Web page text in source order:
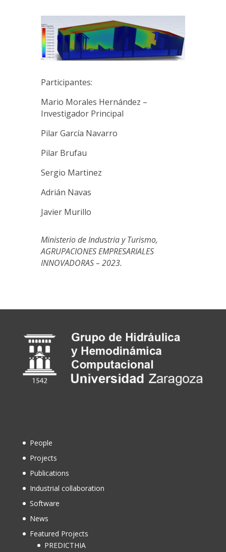
Participantes:
Mario Morales Hernández –
Investigador Principal
Pilar García Navarro
Pilar Brufau
Sergio Martinez
Adrián Navas
Javier Murillo
Ministerio de Industria y Turismo,
AGRUPACIONES EMPRESARIALES
INNOVADORAS – 2023.
People
Projects
Publications
Industrial collaboration
Software
News
Featured Projects
PREDICTHIA